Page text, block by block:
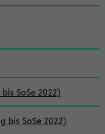
SoSe 2022)
bis SoSe 2022)